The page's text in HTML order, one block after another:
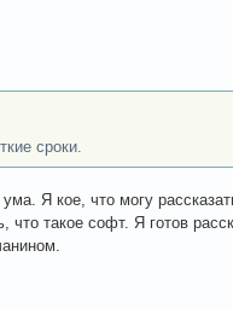
сроки.
Я кое, что могу
что такое софт. Я готов